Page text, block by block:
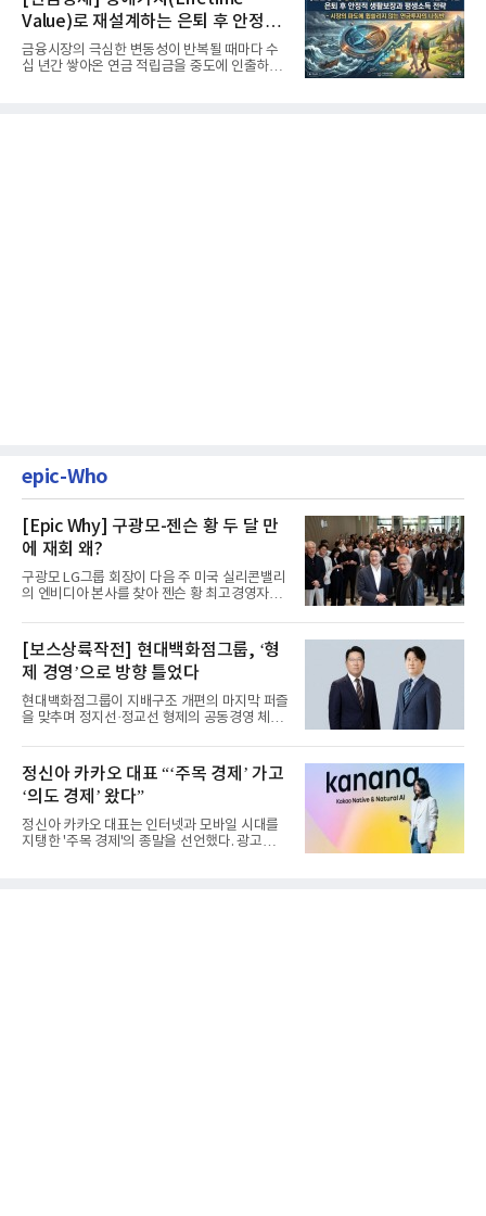
Value)로 재설계하는 은퇴 후 안정적
생활보장과 평생소득 전략
금융시장의 극심한 변동성이 반복될 때마다 수
십 년간 쌓아온 연금 적립금을 중도에 인출하거
epic-Who
[Epic Why] 구광모-젠슨 황 두 달 만
에 재회 왜?
구광모 LG그룹 회장이 다음 주 미국 실리콘밸리
의 엔비디아 본사를 찾아 젠슨 황 최고경영자
[보스상륙작전] 현대백화점그룹, ‘형
제 경영’으로 방향 틀었다
현대백화점그룹이 지배구조 개편의 마지막 퍼즐
을 맞추며 정지선·정교선 형제의 공동경영 체제
정신아 카카오 대표 “‘주목 경제’ 가고
‘의도 경제’ 왔다”
정신아 카카오 대표는 인터넷과 모바일 시대를
지탱한 '주목 경제'의 종말을 선언했다. 광고를